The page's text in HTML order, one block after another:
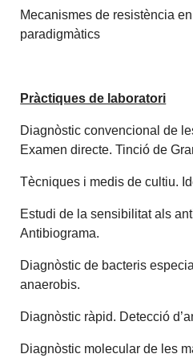
Mecanismes de resistència
paradigmàtics
Pràctiques de laboratori
Diagnòstic convencional de
Examen directe. Tinció de
Tècniques i medis de cultiu.
Estudi de la sensibilitat als
Antibiograma.
Diagnòstic de bacteris
anaerobis.
Diagnòstic ràpid. Detecció
Diagnòstic molecular de les